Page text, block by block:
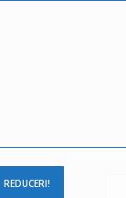
REDUCERI!